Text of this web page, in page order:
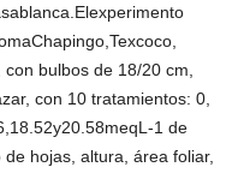
bulbos de 18/20 cm,
con 10 tratamientos: 0,
1 de
hojas, altura, área foliar,